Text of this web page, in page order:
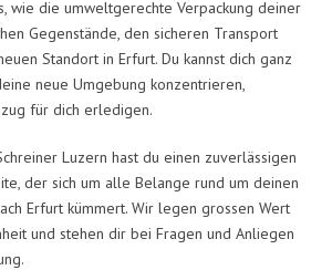
wie die umweltgerechte Verpackung deiner
Gegenstände, den sicheren Transport
Standort in Erfurt. Du kannst dich ganz
neue Umgebung konzentrieren,
für dich erledigen.
Luzern hast du einen zuverlässigen
der sich um alle Belange rund um deinen
Erfurt kümmert. Wir legen grossen Wert
und stehen dir bei Fragen und Anliegen